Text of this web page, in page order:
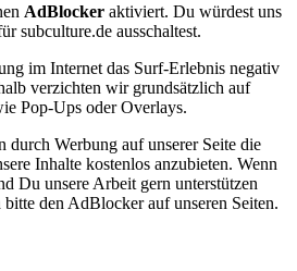
AdBlocker aktiviert. Du würdest uns
subculture.de ausschaltest.
im Internet das Surf-Erlebnis negativ
verzichten wir grundsätzlich auf
Pop-Ups oder Overlays.
durch Werbung auf unserer Seite die
Inhalte kostenlos anzubieten. Wenn
Du unsere Arbeit gern unterstützen
den AdBlocker auf unseren Seiten.